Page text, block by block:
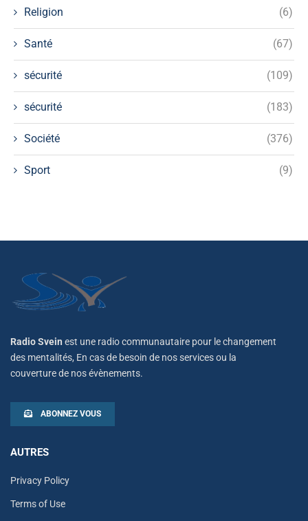
Religion (6)
Santé (67)
sécurité (109)
sécurité (183)
Société (376)
Sport (9)
Radio Svein est une radio communautaire pour le changement
des mentalités, En cas de besoin de nos services ou la
couverture de nos évènements.
ABONNEZ VOUS
AUTRES
Privacy Policy
Terms of Use